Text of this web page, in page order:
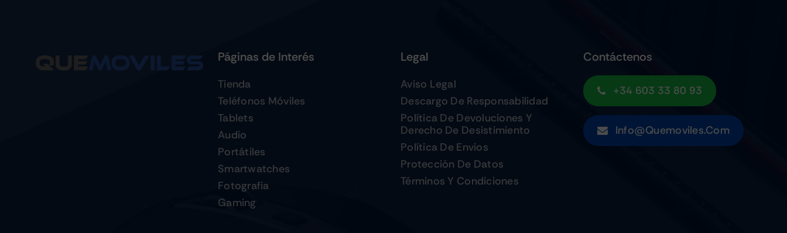
Páginas de Interés
Tienda
Teléfonos Móviles
Tablets
Audio
Portátiles
Smartwatches
Fotografia
Gaming
Legal
Aviso Legal
Descargo De Responsabilidad
Política De Devoluciones Y
Derecho De Desistimiento
Política De Envios
Protección De Datos
Términos Y Condiciones
Contáctenos
+34 603 33 80 93
Info@quemoviles.com